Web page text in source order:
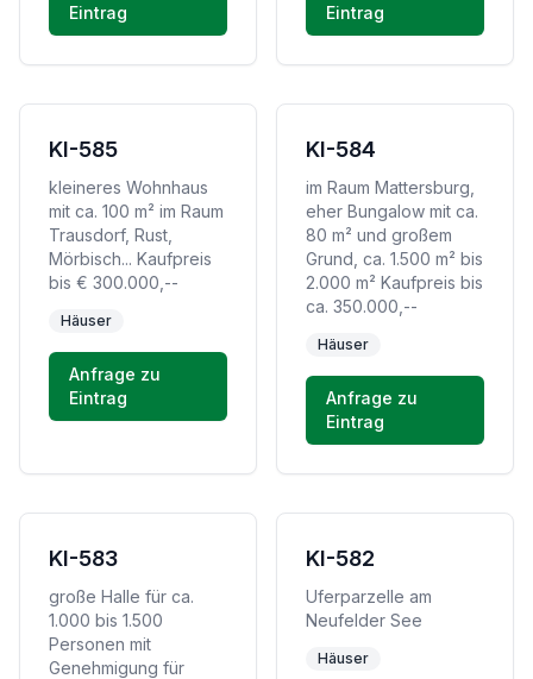
Eintrag
Eintrag
KI-585
kleineres Wohnhaus
mit ca. 100 m² im Raum
Trausdorf, Rust,
Mörbisch... Kaufpreis
bis € 300.000,--
Häuser
Anfrage zu
Eintrag
KI-584
im Raum Mattersburg,
eher Bungalow mit ca.
80 m² und großem
Grund, ca. 1.500 m² bis
2.000 m² Kaufpreis bis
ca. 350.000,--
Häuser
Anfrage zu
Eintrag
KI-583
große Halle für ca.
1.000 bis 1.500
Personen mit
Genehmigung für
KI-582
Uferparzelle am
Neufelder See
Häuser